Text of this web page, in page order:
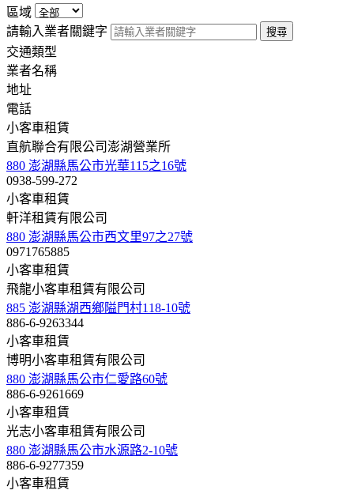
區域
請輸入業者關鍵字
交通類型
業者名稱
地址
電話
小客車租賃
直航聯合有限公司澎湖營業所
880 澎湖縣馬公市光華115之16號
0938-599-272
小客車租賃
軒洋租賃有限公司
880 澎湖縣馬公市西文里97之27號
0971765885
小客車租賃
飛龍小客車租賃有限公司
885 澎湖縣湖西鄉隘門村118-10號
886-6-9263344
小客車租賃
博明小客車租賃有限公司
880 澎湖縣馬公市仁愛路60號
886-6-9261669
小客車租賃
光志小客車租賃有限公司
880 澎湖縣馬公市水源路2-10號
886-6-9277359
小客車租賃